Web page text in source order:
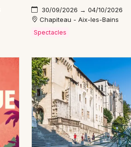
30/09/2026 → 04/10/2026
Chapiteau - Aix-les-Bains
Spectacles